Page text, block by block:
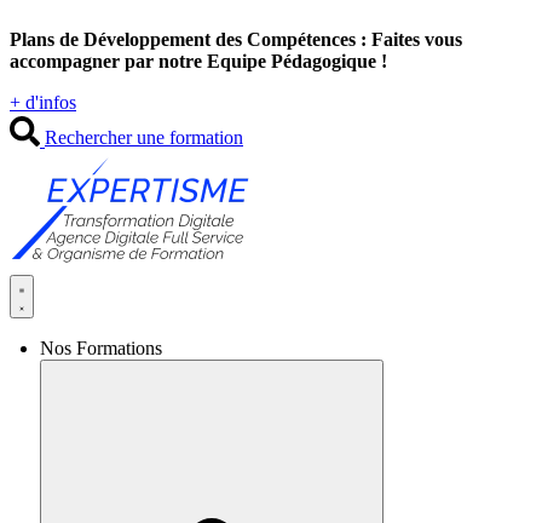
au
contenu
Plans de Développement des Compétences : Faites vous
accompagner par notre Equipe Pédagogique !
+ d'infos
Rechercher une formation
Nos Formations